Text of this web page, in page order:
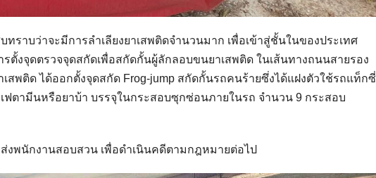
ราบว่าจะมีการลำเลียงยาเสพติดจำนวนมาก เพื่อเข้าสู่ชั้นในของประเทศ
ตั้งจุดตรวจจุดสกัดเพื่อสกัดกั้นผู้ลักลอบขนยาเสพติด ในเส้นทางถนนสายรอง
สพติด ได้ออกตั้งจุดสกัด Frog-jump สกัดกั้นรถคนร้ายซึ่งได้แฝงตัวใช้รถแท็กซี่
ฟตามีนหรือยาบ้า บรรจุในกระสอบซุกซ่อนภายในรถ จำนวน 9 กระสอบ
พนักงานสอบสวน เพื่อดำเนินคดีตามกฎหมายต่อไป